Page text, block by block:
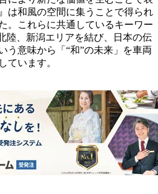
は和風の空間に集うことで得られ
。これらに共通しているキーワー
陸、新潟エリアを結び、日本の伝
う意味から「“和”の未来」を車両
ています。